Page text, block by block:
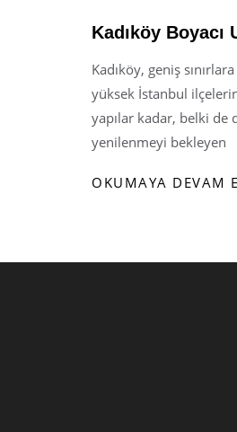
Kadıköy Boyacı
Kadıköy, geniş
yüksek İstanbul
yapılar kadar, belki de
yenilenmeyi bekleyen
OKUMAYA DEVAM